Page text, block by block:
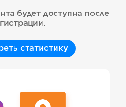
будет доступна после
статистику